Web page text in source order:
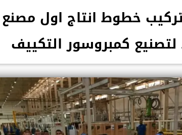
خطوط انتاج اول
كمبروسور التكييف